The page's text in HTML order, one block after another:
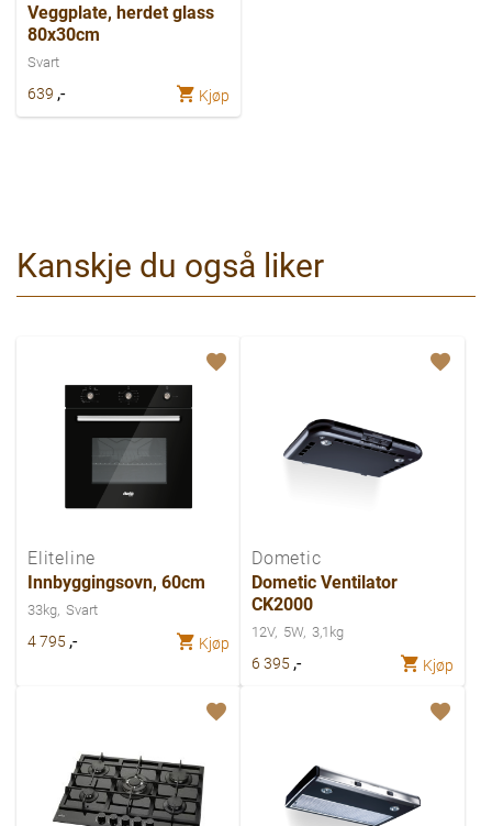
Veggplate, herdet glass
80x30cm
Svart
639 ,- Kjøp
Kanskje du også liker
Eliteline
Innbyggingsovn, 60cm
33kg Svart
4 795 ,- Kjøp
Dometic
Dometic Ventilator
CK2000
12V 5W 3,1kg
6 395 ,- Kjøp